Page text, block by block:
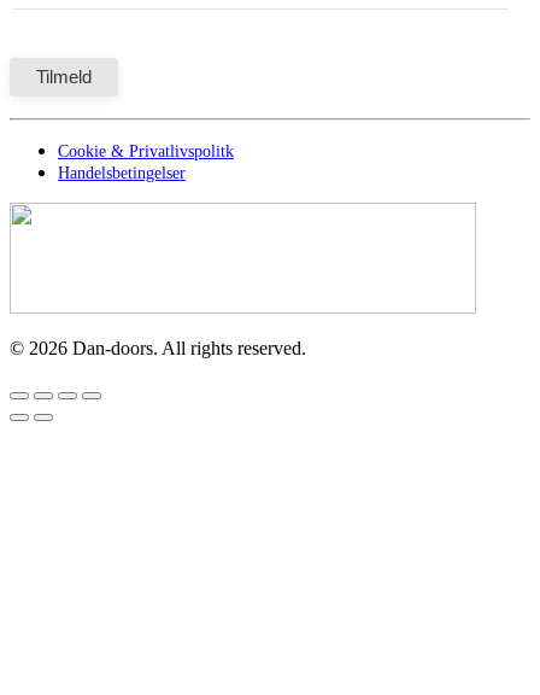
Cookie & Privatlivspolitk
Handelsbetingelser
© 2026 Dan-doors. All rights reserved.